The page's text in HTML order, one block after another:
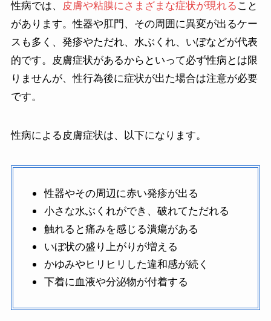
性病では、 皮膚や粘膜にさまざまな症状が現れる こと
があります。性器や肛門、その周囲に異変が出るケー
スも多く、発疹やただれ、水ぶくれ、いぼなどが代表
的です。皮膚症状があるからといって必ず性病とは限
りませんが、性行為後に症状が出た場合は注意が必要
です。
性病による皮膚症状は、以下になります。
性器やその周辺に赤い発疹が出る
小さな水ぶくれができ、破れてただれる
触れると痛みを感じる潰瘍がある
いぼ状の盛り上がりが増える
かゆみやヒリヒリした違和感が続く
下着に血液や分泌物が付着する